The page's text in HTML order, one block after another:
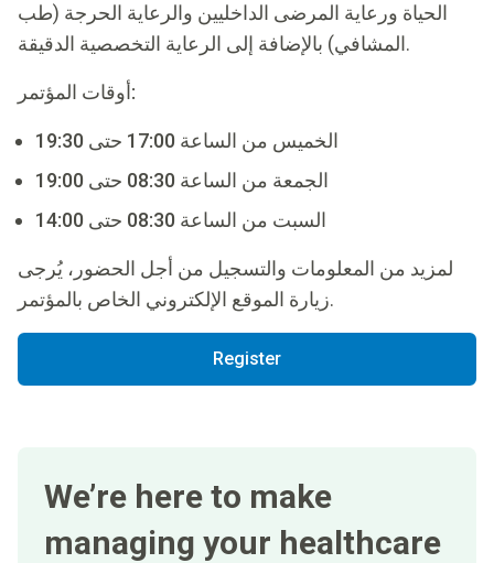
الحياة ورعاية المرضى الداخليين والرعاية الحرجة (طب
المشافي) بالإضافة إلى الرعاية التخصصية الدقيقة.
أوقات المؤتمر:
الخميس من الساعة 17:00 حتى 19:30
الجمعة من الساعة 08:30 حتى 19:00
السبت من الساعة 08:30 حتى 14:00
لمزيد من المعلومات والتسجيل من أجل الحضور، يُرجى
زيارة الموقع الإلكتروني الخاص بالمؤتمر.
Register
We’re here to make
managing your healthcare